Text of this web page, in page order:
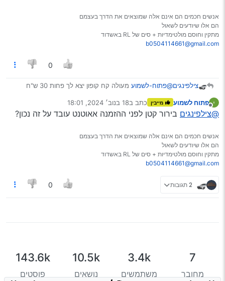
אנשים חכמים הם אינם אלה שמוצאים את הדרך בעצמם
הם אלו שיודעים לשאול
מתקין וחוסם מולטימדיות + סים של RL באשדוד
b0504114661@gmail.com
0
צילפינגים@פתוח-לשמוע
מעולה קח קופון יצא לך פחות 30 ש"ח
הסוף…
מנותק
פתוח לשמוע מייבין כתב ב18 בנוב׳ 2024, 18:01
נערך לאחרונה על ידי
@צילפינגים בירור קטן לפני ההזמנה אאוטנט עובד על זה נכון?
אנשים חכמים הם אינם אלה שמוצאים את הדרך בעצמם
הם אלו שיודעים לשאול
מתקין וחוסם מולטימדיות + סים של RL באשדוד
b0504114661@gmail.com
2 תגובות 0
7
מחובר
3.4k
משתמשים
10.5k
נושאים
143.6k
פוסטים